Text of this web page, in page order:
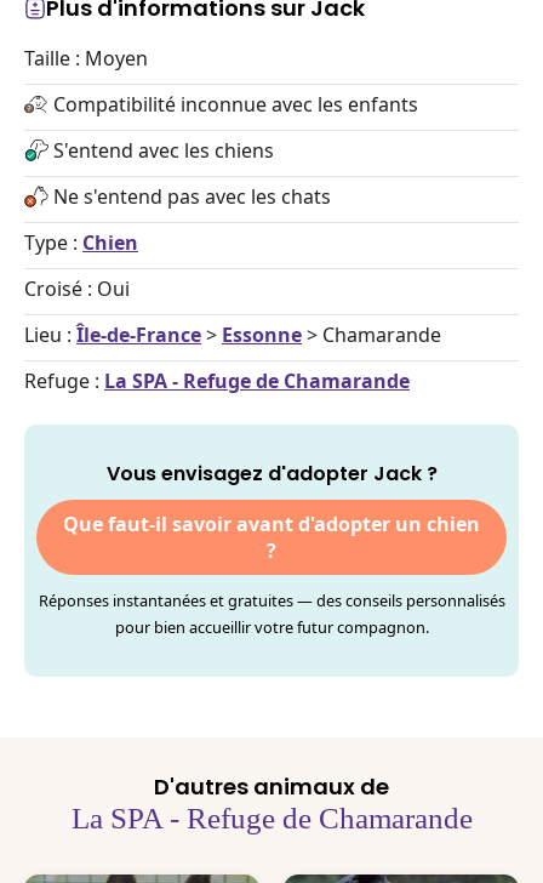
Plus d'informations sur Jack
Taille : Moyen
Compatibilité inconnue avec les enfants
S'entend avec les chiens
Ne s'entend pas avec les chats
Type : Chien
Croisé : Oui
Lieu : Île-de-France> Essonne> Chamarande
Refuge : La SPA - Refuge de Chamarande
Vous envisagez d'adopter Jack ?
Que faut-il savoir avant d'adopter un chien
?
Réponses instantanées et gratuites — des conseils personnalisés
pour bien accueillir votre futur compagnon.
D'autres animaux de
La SPA - Refuge de Chamarande